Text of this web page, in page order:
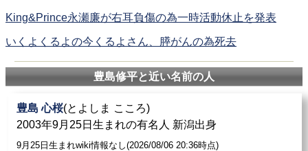
King&Prince永瀬廉が右耳負傷の為一時活動休止を発表
いくよくるよの今くるよさん、膵がんの為死去
豊島修平と近い名前の人
豊島 心桜(とよしま こころ)
2003年9月25日生まれの有名人 新潟出身
9月25日生まれwiki情報なし(2026/08/06 20:36時点)